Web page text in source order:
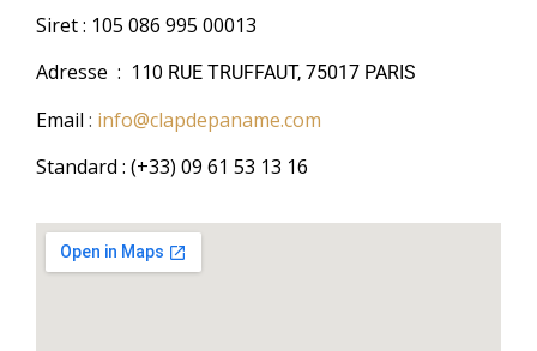
Siret : 105 086 995 00013
Adresse : 110 RUE TRUFFAUT, 75017 PARIS
Email : info@clapdepaname.com
Standard : (+33) 09 61 53 13 16